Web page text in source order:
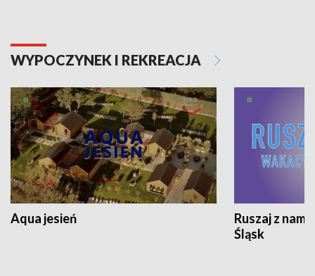
WYPOCZYNEK I REKREACJA
Aqua jesień
Ruszaj z
Śląsk